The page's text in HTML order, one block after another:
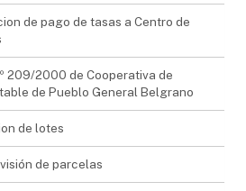
de pago de tasas a Centro de
209/2000 de Cooperativa de
de Pueblo General Belgrano
de lotes
de parcelas